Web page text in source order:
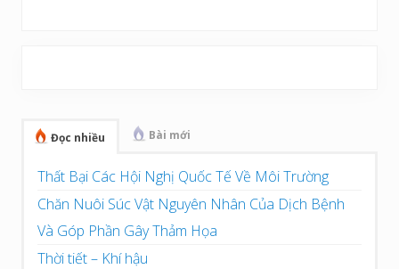
Đọc nhiều Bài mới
Thất Bại Các Hội Nghị Quốc Tế Về Môi Trường
Chăn Nuôi Súc Vật Nguyên Nhân Của Dịch Bệnh
Và Góp Phần Gây Thảm Họa
Thời tiết – Khí hậu